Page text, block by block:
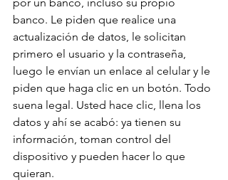
banco. Le piden que realice una
actualización de datos, le solicitan
primero el usuario y la contraseña,
luego le envían un enlace al celular y le
piden que haga clic en un botón. Todo
suena legal. Usted hace clic, llena los
datos y ahí se acabó: ya tienen su
información, toman control del
dispositivo y pueden hacer lo que
quieran.